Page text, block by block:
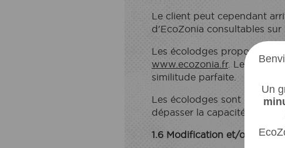
Le client peut cependant
d'EcoZonia consultables
Les écolodges proposés
www.ecozonia.fr. Les
similitude parfaite.
Les écolodges sont
dépasser la capacité
1.6 Modification et/ou
ECOZONIA
Un